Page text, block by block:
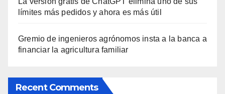
límites más pedidos y ahora es más útil
Gremio de ingenieros agrónomos insta a la banca a
financiar la agricultura familiar
Recent Comments